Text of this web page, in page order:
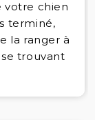
votre chien
terminé,
la ranger à
trouvant